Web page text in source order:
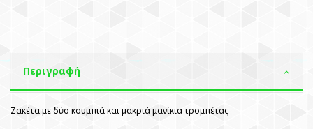
Περιγραφή
Ζακέτα με δύο κουμπιά και μακριά μανίκια τρομπέτας